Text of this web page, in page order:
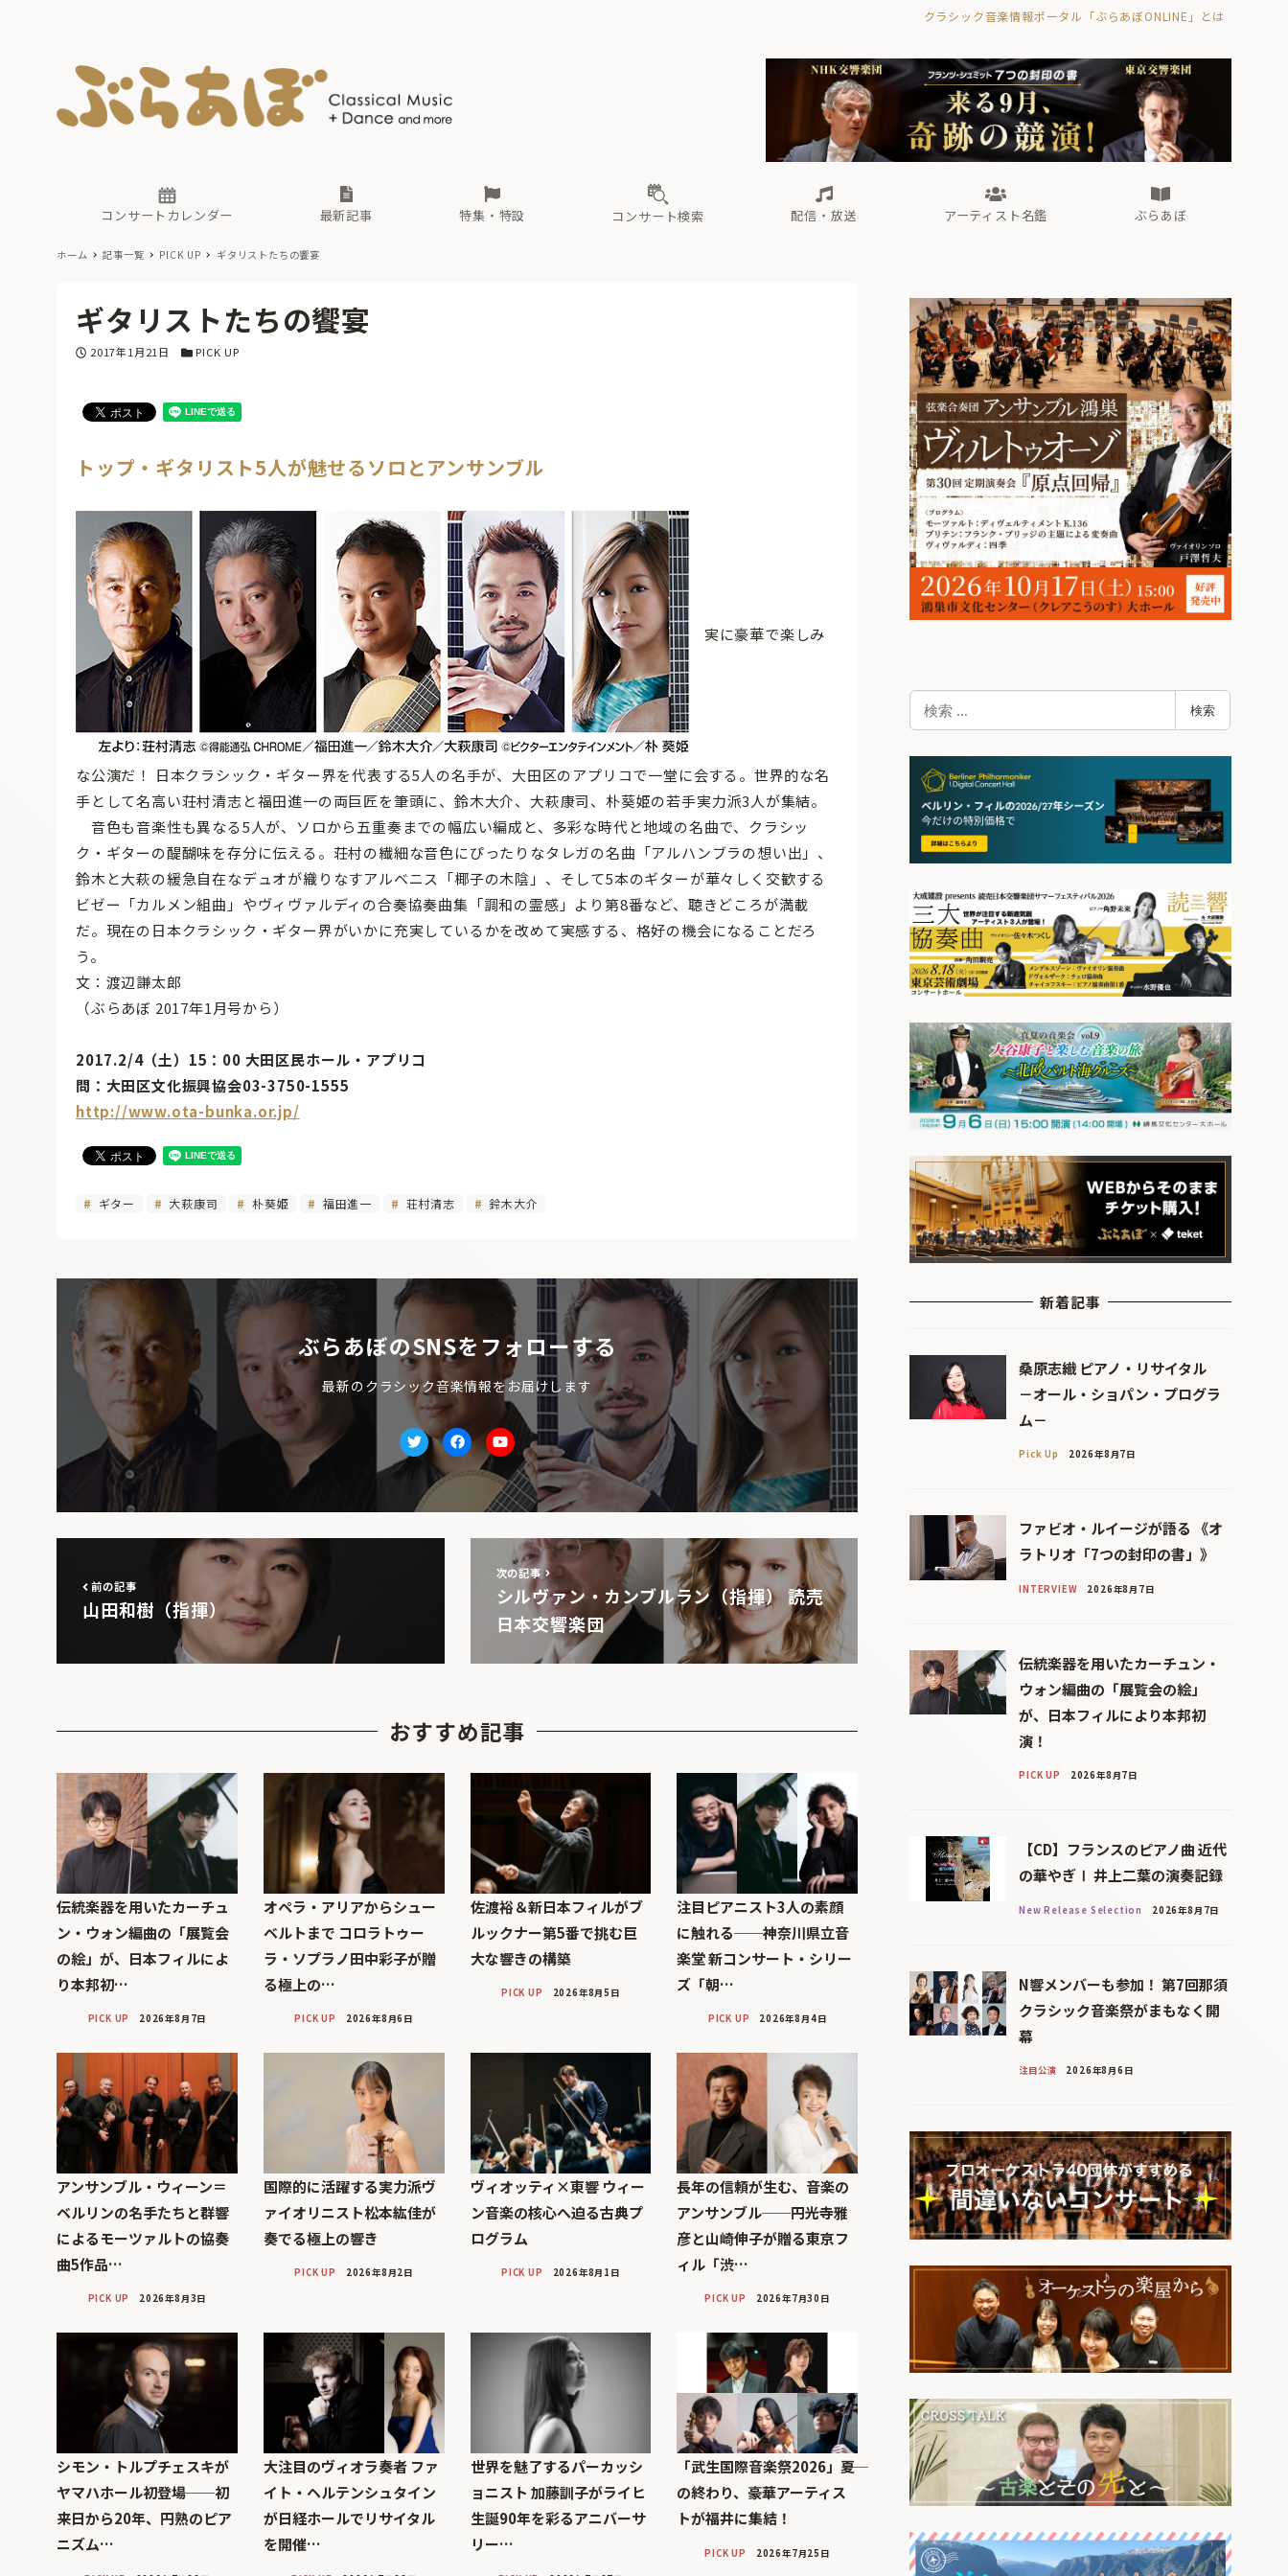
クラシック音楽情報ポータル「ぶらあぼONLINE」とは
コンサートカレンダー 最新記事
古楽とその先と ぶらあぼブラス！
フォルテピアノ・オデッセイ
特集・特設
現場のプロが推す！間違いないオーケストラコンサート
コンサート検索 配信・放送
無料ライブ配信スケジュール
アーティスト名鑑
あ
ぶらあぼ
古楽とその先と Aからの眺望 ぶらあぼブラス！
フォルテピアノ・オデッセイ
無料ライブ配信スケジュール
あ か さ
ホーム 記事一覧 PICK UP ギタリストたちの饗宴
ギタリストたちの饗宴
投稿日
2017年1月21日 カテゴリー
PICK UP
トップ・ギタリスト5人が魅せるソロとアンサンブル
実に豪華で楽しみ
な公演だ！ 日本クラシック・ギター界を代表する5人の名手が、大田区のアプリコで一堂に会する。世界的な名
手として名高い荘村清志と福田進一の両巨匠を筆頭に、鈴木大介、大萩康司、朴葵姫の若手実力派3人が集結。
音色も音楽性も異なる5人が、ソロから五重奏までの幅広い編成と、多彩な時代と地域の名曲で、クラシッ
ク・ギターの醍醐味を存分に伝える。荘村の繊細な音色にぴったりなタレガの名曲「アルハンブラの想い出」、
鈴木と大萩の緩急自在なデュオが織りなすアルベニス「椰子の木陰」、そして5本のギターが華々しく交歓する
ビゼー「カルメン組曲」やヴィヴァルディの合奏協奏曲集「調和の霊感」より第8番など、聴きどころが満載
だ。現在の日本クラシック・ギター界がいかに充実しているかを改めて実感する、格好の機会になることだろ
う。
文：渡辺謙太郎
（ぶらあぼ 2017年1月号から）
2017.2/4（土）15：00 大田区民ホール・アプリコ
問：大田区文化振興協会03-3750-1555
http://www.ota-bunka.or.jp/
ギター 大萩康司 朴葵姫 福田進一 荘村清志 鈴木大介
ぶらあぼのSNSをフォローする
最新のクラシック音楽情報をお届けします
TwitterfacebookYoutube
前の記事
山田和樹（指揮）
次の記事
シルヴァン・カンブルラン（指揮） 読売
日本交響楽団
おすすめ記事
伝統楽器を用いたカーチュ
ン・ウォン編曲の「展覧会
の絵」が、日本フィルによ
り本邦初…
PICK UP 2026年8月7日
オペラ・アリアからシュー
ベルトまで コロラトゥー
ラ・ソプラノ田中彩子が贈
る極上の…
PICK UP 2026年8月6日
佐渡裕＆新日本フィルがブ
ルックナー第5番で挑む巨
大な響きの構築
PICK UP 2026年8月5日
注目ピアニスト3人の素顔
に触れる──神奈川県立音
楽堂 新コンサート・シリー
ズ「朝…
PICK UP 2026年8月4日
アンサンブル・ウィーン＝
ベルリンの名手たちと群響
によるモーツァルトの協奏
曲5作品…
PICK UP 2026年8月3日
国際的に活躍する実力派ヴ
ァイオリニスト松本紘佳が
奏でる極上の響き
PICK UP 2026年8月2日
ヴィオッティ×東響 ウィー
ン音楽の核心へ迫る古典プ
ログラム
PICK UP 2026年8月1日
長年の信頼が生む、音楽の
アンサンブル──円光寺雅
彦と山崎伸子が贈る東京フ
ィル「渋…
PICK UP 2026年7月30日
シモン・トルプチェスキが
ヤマハホール初登場──初
来日から20年、円熟のピア
ニズム…
大注目のヴィオラ奏者 ファ
イト・ヘルテンシュタイン
が日経ホールでリサイタル
を開催…
世界を魅了するパーカッシ
ョニスト 加藤訓子がライヒ
生誕90年を彩るアニバーサ
リー…
「武生国際音楽祭2026」――夏
の終わり、豪華アーティス
トが福井に集結！
PICK UP 2026年7月25日
検
索
検索
新着記事
桑原志織 ピアノ・リサイタル
－オール・ショパン・プログラ
ム－
Pick Up 2026年8月7日
ファビオ・ルイージが語る 《オ
ラトリオ「7つの封印の書」》
INTERVIEW 2026年8月7日
伝統楽器を用いたカーチュン・
ウォン編曲の「展覧会の絵」
が、日本フィルにより本邦初
演！
PICK UP 2026年8月7日
【CD】フランスのピアノ曲 近代
の華やぎⅠ 井上二葉の演奏記録
New Release Selection 2026年8月7日
N響メンバーも参加！ 第7回那須
クラシック音楽祭がまもなく開
幕
注目公演 2026年8月6日